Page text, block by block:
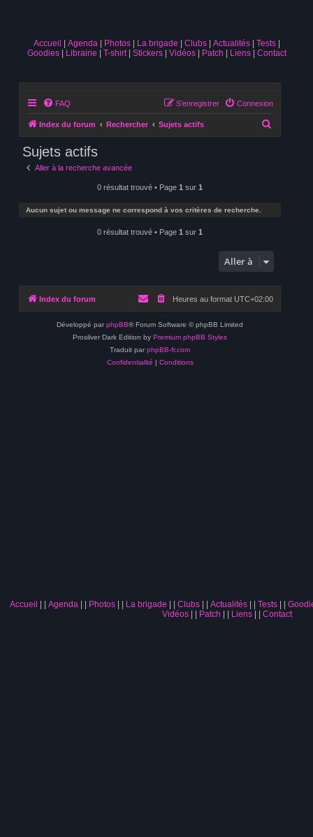
Accueil Agenda Photos La brigade Clubs Actualités
Tests
Goodies
Librairie T-shirt Stickers Vidéos Patch Liens Contact
FAQ Connexion
S’enregistrer
Index du forum Rechercher Sujets actifs
Sujets actifs
Aller à la recherche avancée
0 résultat trouvé • Page 1 sur 1
Aucun sujet ou message ne correspond à vos critères de recherche.
0 résultat trouvé • Page 1 sur 1
Aller à
Index du forum Heures au format UTC+02:00
Développé par phpBB® Forum Software © phpBB Limited
Prosilver Dark Edition by Premium phpBB Styles
Traduit par phpBB-fr.com
Confidentialité | Conditions
Accueil Agenda| Photos| La brigade Clubs| Actualités| Tests|
Vidéos| Patch Liens| Contact